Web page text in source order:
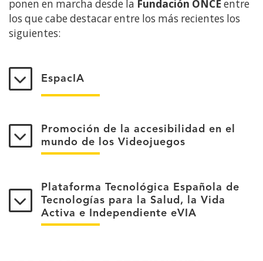
ponen en marcha desde la Fundación ONCE entre
los que cabe destacar entre los más recientes los
siguientes:
EspacIA
Promoción de la accesibilidad en el
mundo de los Videojuegos
Plataforma Tecnológica Española de
Tecnologías para la Salud, la Vida
Activa e Independiente eVIA